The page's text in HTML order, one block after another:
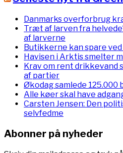
Danmarks overforbrug
Træt af larven fra
af larverne
Butikkerne kan spare
Havisen i Arktis smelter
Krav om rent drikkevand
af partier
Økodag samlede 125.000
Alle køer skal have
Carsten Jensen: Den
selvfedme
Abonner på nyheder